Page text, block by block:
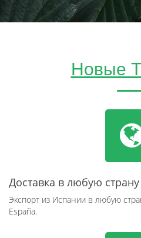
Новые
Доставка в любую страну
Экспорт из Испании в любую
España.